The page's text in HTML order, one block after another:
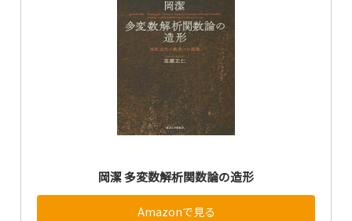
岡潔 多変数解析関数論の造形
Amazonで見る